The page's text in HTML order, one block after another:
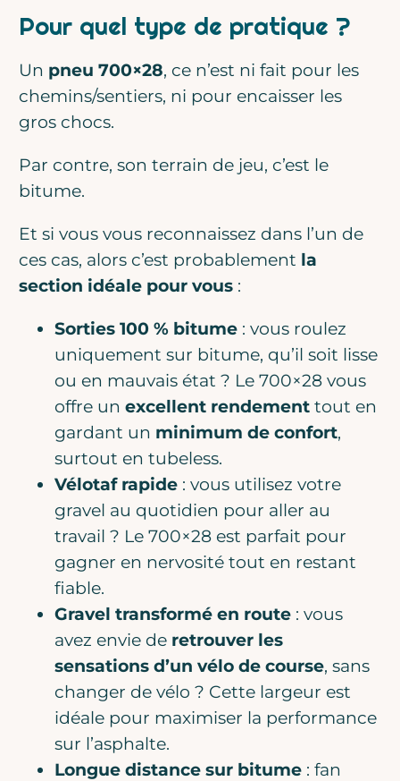
Pour quel type de pratique ?
Un pneu 700×28, ce n’est ni fait pour les
chemins/sentiers, ni pour encaisser les
gros chocs.
Par contre, son terrain de jeu, c’est le
bitume.
Et si vous vous reconnaissez dans l’un de
ces cas, alors c’est probablement la
section idéale pour vous :
Sorties 100 % bitume : vous roulez
uniquement sur bitume, qu’il soit lisse
ou en mauvais état ? Le 700×28 vous
offre unexcellent rendement tout en
gardant un minimum de confort,
surtout en tubeless.
Vélotaf rapide : vous utilisez votre
gravel au quotidien pour aller au
travail ? Le 700×28 est parfait pour
gagner en nervosité tout en restant
fiable.
Gravel transformé en route : vous
avez envie de retrouver les
sensations d’un vélo de course, sans
changer de vélo ? Cette largeur est
idéale pour maximiser la performance
sur l’asphalte.
Longue distance sur bitume : fan